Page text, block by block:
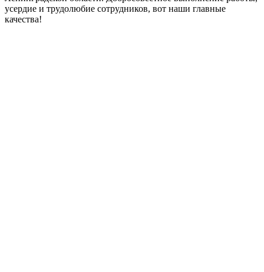
усердие и трудолюбие сотрудников, вот наши главные
качества!